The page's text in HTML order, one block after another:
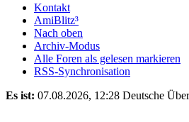
Kontakt
AmiBlitz³
Nach oben
Archiv-Modus
Alle Foren als gelesen markieren
RSS-Synchronisation
Es ist: 07.08.2026, 12:28 Deutsche